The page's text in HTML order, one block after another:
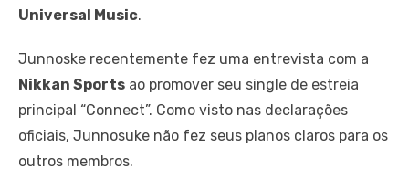
Universal Music.
Junnoske recentemente fez uma entrevista com a
Nikkan Sports ao promover seu single de estreia
principal “Connect”. Como visto nas declarações
oficiais, Junnosuke não fez seus planos claros para os
outros membros.